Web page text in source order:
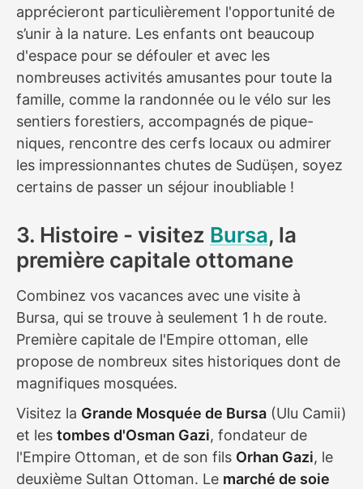
apprécieront particulièrement l'opportunité de
s’unir à la nature. Les enfants ont beaucoup
d'espace pour se défouler et avec les
nombreuses activités amusantes pour toute la
famille, comme la randonnée ou le vélo sur les
sentiers forestiers, accompagnés de pique-
niques, rencontre des cerfs locaux ou admirer
les impressionnantes chutes de Sudüșen, soyez
certains de passer un séjour inoubliable !
3. Histoire - visitez Bursa, la
première capitale ottomane
Combinez vos vacances avec une visite à
Bursa, qui se trouve à seulement 1 h de route.
Première capitale de l'Empire ottoman, elle
propose de nombreux sites historiques dont de
magnifiques mosquées.
Visitez la Grande Mosquée de Bursa (Ulu Camii)
et les tombes d'Osman Gazi, fondateur de
l'Empire Ottoman, et de son fils Orhan Gazi, le
deuxième Sultan Ottoman. Le marché de soie